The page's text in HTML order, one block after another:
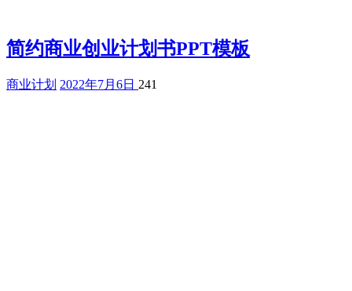
简约商业创业计划书PPT模板
商业计划 2022年7月6日 241